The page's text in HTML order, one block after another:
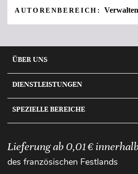
AUTORENBEREICH:
ÜBER UNS
DIENSTLEISTUNGEN
SPEZIELLE BEREICHE
Lieferung ab 0,01 €
des französischen Festlands